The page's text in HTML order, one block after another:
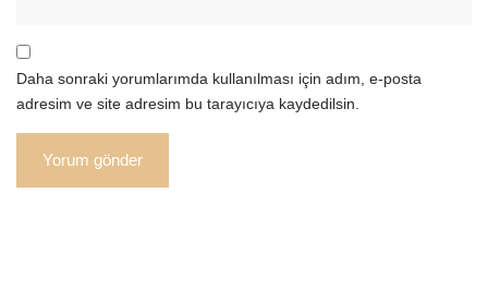
Daha sonraki yorumlarımda kullanılması için adım, e-posta
adresim ve site adresim bu tarayıcıya kaydedilsin.